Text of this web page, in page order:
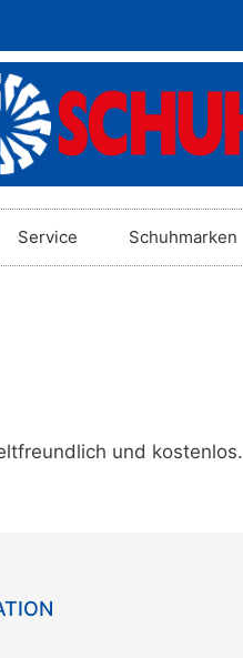
Service Schuhmarken
und kostenlos.